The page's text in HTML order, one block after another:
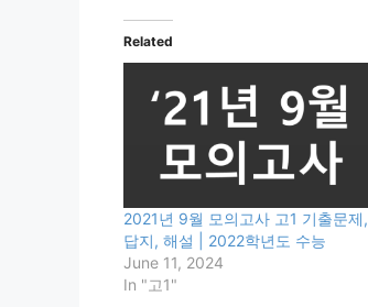
Related
2021년 9월 모의고사 고1 기출문제,
답지, 해설 | 2022학년도 수능
June 11, 2024
In "고1"